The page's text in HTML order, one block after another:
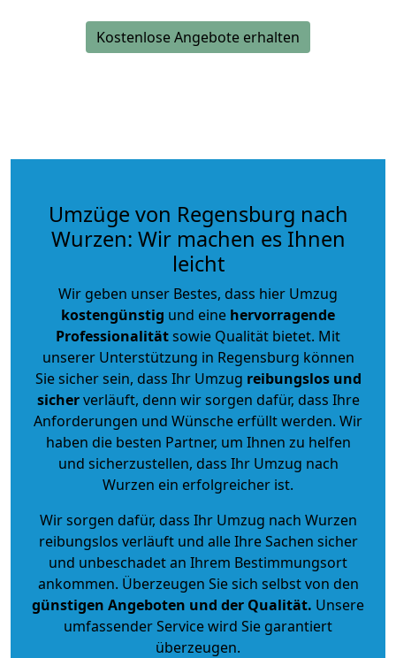
Kostenlose Angebote erhalten
Umzüge von Regensburg nach
Wurzen: Wir machen es Ihnen
leicht
Wir geben unser Bestes, dass hier Umzug
kostengünstig und eine hervorragende
Professionalitätsowie Qualität bietet. Mit
unserer Unterstützung in Regensburg können
Sie sicher sein, dass Ihr Umzug reibungslos und
sicherverläuft, denn wir sorgen dafür, dass Ihre
Anforderungen und Wünsche erfüllt werden. Wir
haben die besten Partner, um Ihnen zu helfen
und sicherzustellen, dass Ihr Umzug nach
Wurzen ein erfolgreicher ist.
Wir sorgen dafür, dass Ihr Umzug nach Wurzen
reibungslos verläuft und alle Ihre Sachen sicher
und unbeschadet an Ihrem Bestimmungsort
ankommen. Überzeugen Sie sich selbst von den
günstigen Angeboten und der Qualität. Unsere
umfassender Service wird Sie garantiert
überzeugen.